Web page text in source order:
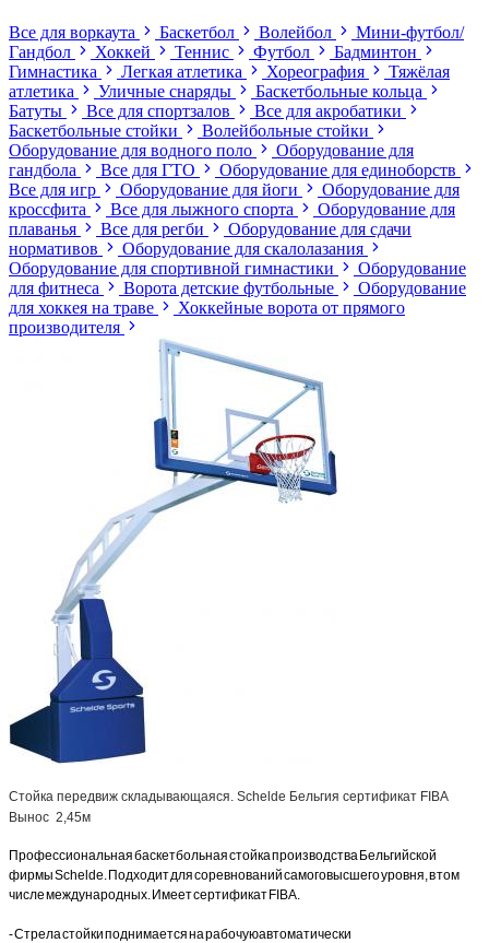
Все для воркаута Баскетбол Волейбол
Мини-футбол/
Гандбол
Хоккей Теннис Футбол
Бадминтон
Гимнастика
Легкая атлетика Хореография
Тяжёлая
атлетика
Уличные снаряды
Баскетбольные кольца
Батуты
Все для спортзалов
Все для акробатики
Баскетбольные стойки
Волейбольные стойки
Оборудование для водного поло
Оборудование для
гандбола
Все для ГТО
Оборудование для единоборств
Все для игр
Оборудование для йоги
Оборудование для
кроссфита
Все для лыжного спорта
Оборудование для
плаванья
Все для регби
Оборудование для сдачи
нормативов
Оборудование для скалолазания
Оборудование для спортивной гимнастики
Оборудование
для фитнеса
Ворота детские футбольные
Оборудование
для хоккея на траве
Хоккейные ворота от прямого
производителя
Стойка передвиж складывающаяся. Schelde Бельгия сертификат FIBA
Вынос 2,45м
Профессиональная баскетбольная стойка производства Бельгийской
фирмы Schelde. Подходит для соревнований самого высшего уровня, в том
числе международных. Имеет сертификат FIBA.
- Стрела стойки поднимается на рабочую автоматически